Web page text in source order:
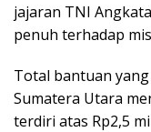
jajaran TNI
penuh terhadap
Total bantuan
Sumatera Utara
terdiri atas Rp2,5